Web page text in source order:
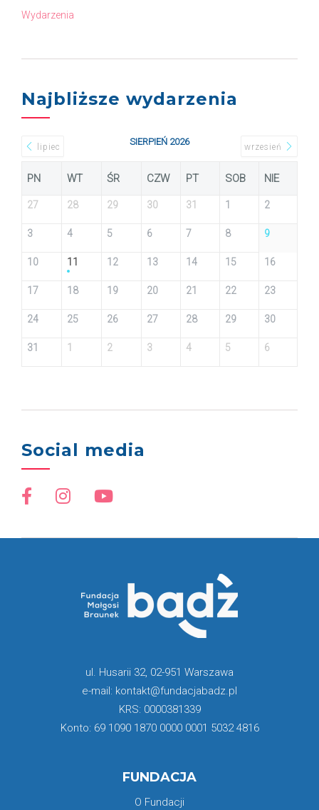
Wydarzenia
Najbliższe wydarzenia
lipiec SIERPIEŃ 2026 wrzesień
PN WT ŚR CZW PT SOB NIE
27 28 29 30 31 1 2
3 4 5 6 7 8 9
10 11 12 13 14 15 16
17 18 19 20 21 22 23
24 25 26 27 28 29 30
31 1 2 3 4 5 6
Social media
ul. Husarii 32, 02-951 Warszawa
e-mail: kontakt@fundacjabadz.pl
KRS: 0000381339
Konto: 69 1090 1870 0000 0001 5032 4816
FUNDACJA
O Fundacji